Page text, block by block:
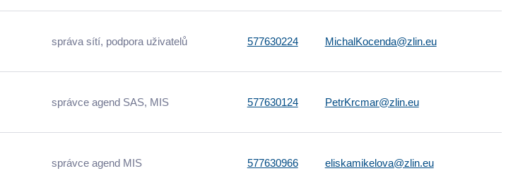
správa sítí, podpora uživatelů 577630224 MichalKocenda@zlin.eu
správce agend SAS, MIS 577630124 PetrKrcmar@zlin.eu
správce agend MIS 577630966 eliskamikelova@zlin.eu